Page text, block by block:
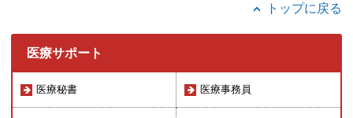
トップに戻る
医療サポート
医療秘書 医療事務員